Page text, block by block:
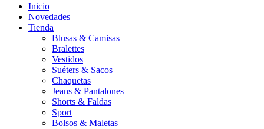
Inicio
Novedades
Tienda
Blusas & Camisas
Bralettes
Vestidos
Suéters & Sacos
Chaquetas
Jeans & Pantalones
Shorts & Faldas
Sport
Bolsos & Maletas